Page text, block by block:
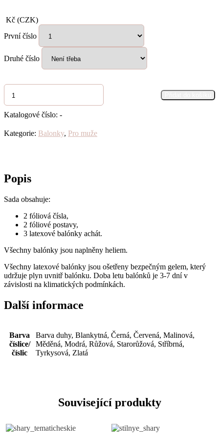
Kč (CZK)
První číslo
Druhé číslo
Sada
pro
muže
9
a
Katalogové číslo: -
Kategorie: Balonky, Pro muže
Popis
Sada obsahuje:
2 fóliová čísla,
2 fóliové postavy,
3 latexové balónky achát.
Všechny balónky jsou naplněny heliem.
Všechny latexové balónky jsou ošetřeny bezpečným gelem, který
udržuje plyn uvnitř balónku. Doba letu balónků je 3-7 dní v
závislosti na klimatických podmínkách.
Další informace
Barva
číslice/
číslic
Barva duhy, Blankytná, Černá, Červená, Malinová,
Měděná, Modrá, Růžová, Starorůžová, Stříbrná,
Tyrkysová, Zlatá
Související produkty